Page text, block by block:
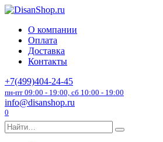
Перейти
содержанию
О компании
Оплата
Доставка
Контакты
+7(499)404-24-45
пн-пт 09:00 - 19:00, сб 10:00 - 19:00
info@disanshop.ru
0
Search
for: